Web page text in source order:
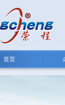
首页